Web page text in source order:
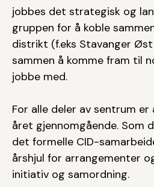
jobbes det strategisk og
gruppen for å koble
distrikt (f.eks Stavanger
sammen å komme fram til
jobbe med.
For alle deler av sentrum
året gjennomgående. Som
det formelle CID-
årshjul for arrangementer
initiativ og samordning.